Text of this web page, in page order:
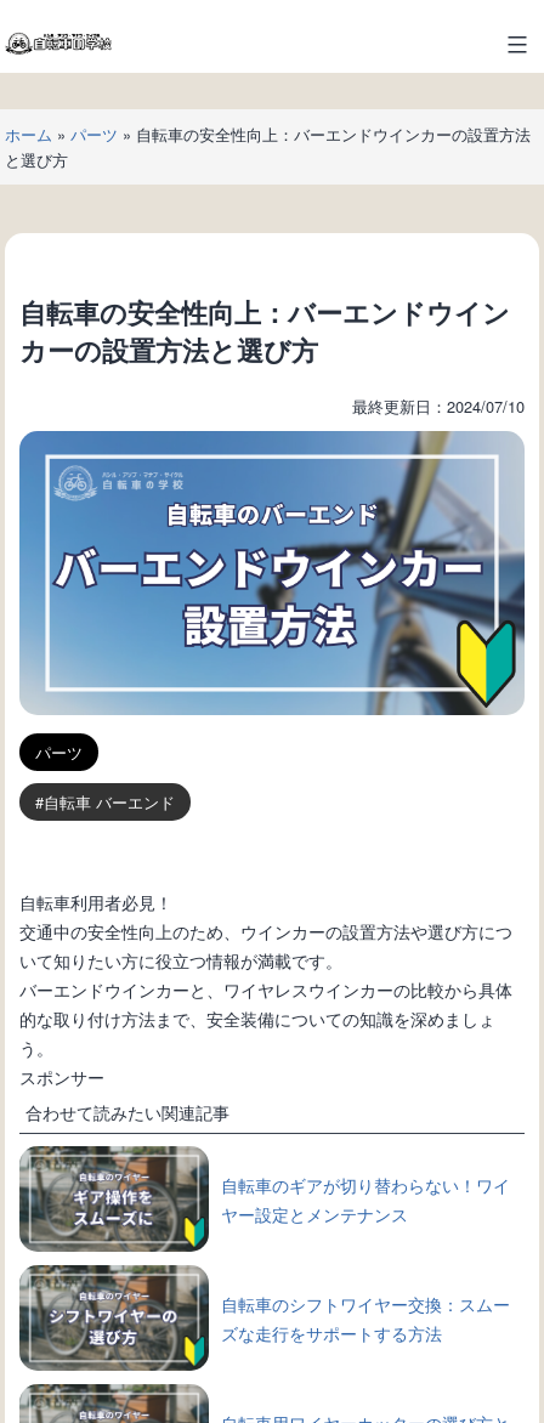
ン
テ
ツ
へ
ス
ッ
自
転
車
の
学
ホーム » パーツ » 自転車の安全性向上：バーエンドウインカーの設置方法
と選び方
自転車の安全性向上：バーエンドウイン
カーの設置方法と選び方
最終更新日：2024/07/10
パーツ
自転車 バーエンド
自転車利用者必見！
交通中の安全性向上のため、ウインカーの設置方法や選び方につ
いて知りたい方に役立つ情報が満載です。
バーエンドウインカーと、ワイヤレスウインカーの比較から具体
的な取り付け方法まで、安全装備についての知識を深めましょ
う。
スポンサー
合わせて読みたい関連記事
自転車のギアが切り替わらない！ワイ
ヤー設定とメンテナンス
自転車のシフトワイヤー交換：スムー
ズな走行をサポートする方法